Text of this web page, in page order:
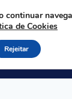
Whatsapp da
sociais:
continuar
de Cookies
Rejeitar